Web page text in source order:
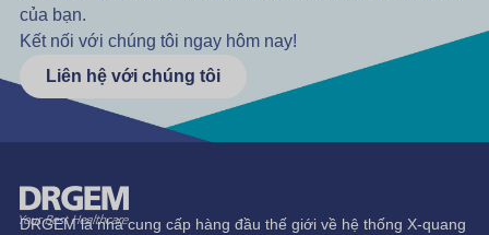
của bạn.
Kết nối với chúng tôi ngay hôm nay!
Liên hệ với chúng tôi
DRGEM là nhà cung cấp hàng đầu thế giới về hệ thống X-quang